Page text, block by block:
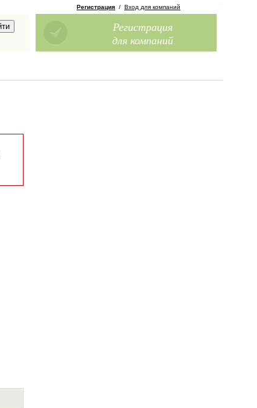
Регистрация / Вход для компаний
Регистрация
для компаний